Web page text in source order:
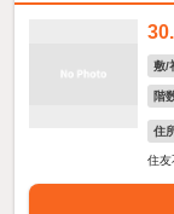
敷/
階
住
住